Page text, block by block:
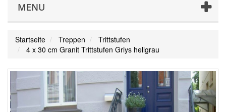
MENU
Startseite Treppen
Trittstufen
4 x 30 cm Granit Trittstufen Griys hellgrau